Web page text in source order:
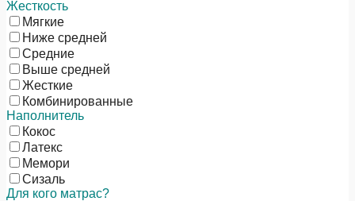
Жесткость
Мягкие
Ниже средней
Средние
Выше средней
Жесткие
Комбинированные
Наполнитель
Кокос
Латекс
Мемори
Сизаль
Для кого матрас?